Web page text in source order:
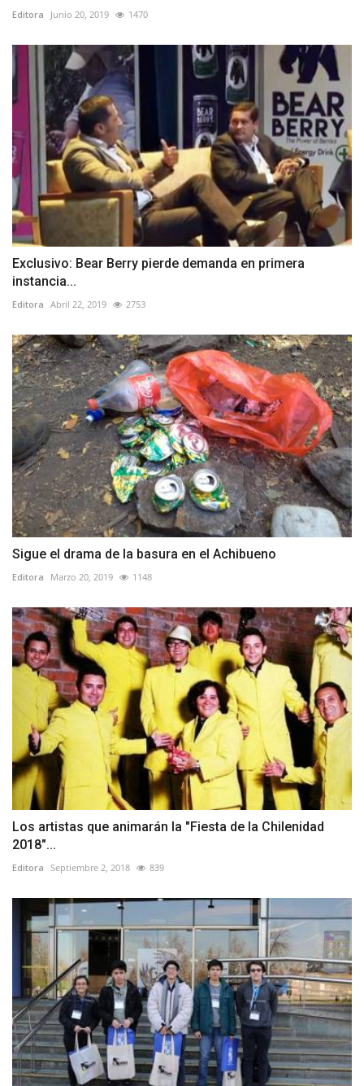
Editora Junio 20, 2019 1470
Exclusivo: Bear Berry pierde demanda en primera
instancia...
Editora Abril 22, 2019 2753
Sigue el drama de la basura en el Achibueno
Editora Marzo 20, 2019 1148
Los artistas que animarán la "Fiesta de la Chilenidad
2018"...
Editora Septiembre 2, 2018 839